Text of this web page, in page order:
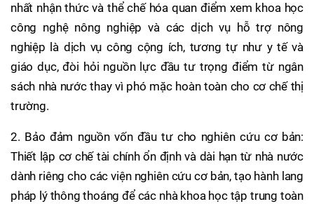
nhất nhận thức và thể chế hóa quan điểm xem khoa học
công nghệ nông nghiệp và các dịch vụ hỗ trợ nông
nghiệp là dịch vụ công cộng ích, tương tự như y tế và
giáo dục, đòi hỏi nguồn lực đầu tư trọng điểm từ ngân
sách nhà nước thay vì phó mặc hoàn toàn cho cơ chế thị
trường.
2. Bảo đảm nguồn vốn đầu tư cho nghiên cứu cơ bản:
Thiết lập cơ chế tài chính ổn định và dài hạn từ nhà nước
dành riêng cho các viện nghiên cứu cơ bản, tạo hành lang
pháp lý thông thoáng để các nhà khoa học tập trung toàn